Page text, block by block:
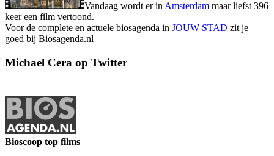
Vandaag wordt er in Amsterdam maar liefst 396
keer een film vertoond.
Voor de complete en actuele biosagenda in JOUW STAD zit je
goed bij Biosagenda.nl
Michael Cera op Twitter
Bioscoop top films